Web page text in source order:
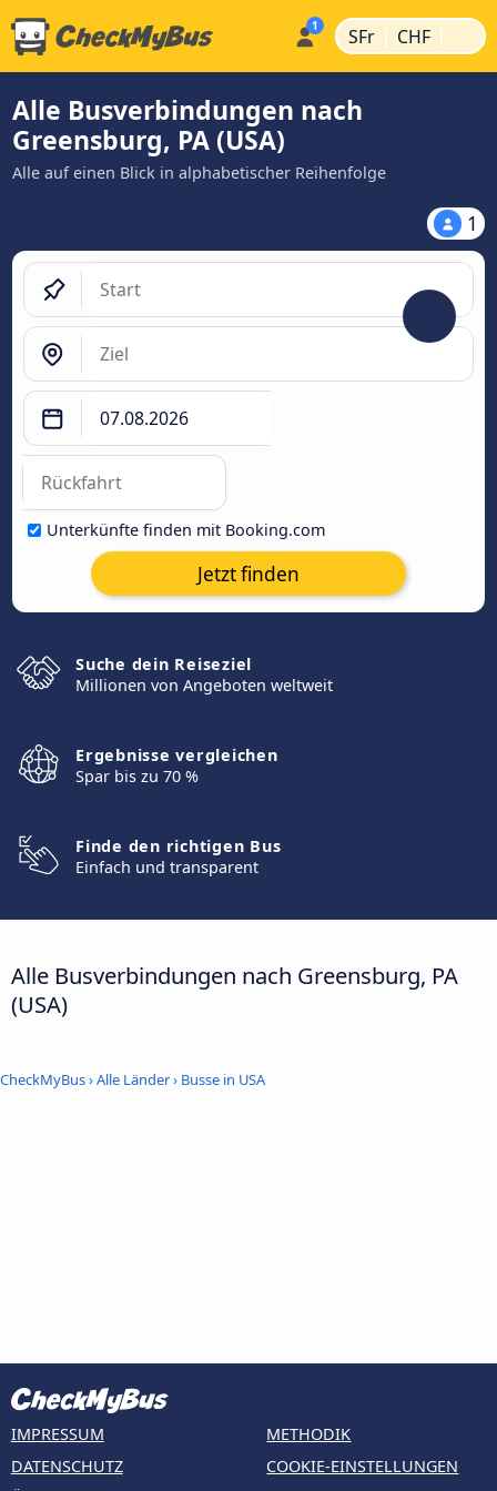
SFr | CHF |
Alle Busverbindungen nach
Greensburg, PA (USA)
Alle auf einen Blick in alphabetischer Reihenfolge
1
Unterkünfte finden mit Booking.com
Jetzt finden
Suche dein Reiseziel
Millionen von Angeboten weltweit
Ergebnisse vergleichen
Spar bis zu 70 %
Finde den richtigen Bus
Einfach und transparent
Alle Busverbindungen nach Greensburg, PA
(USA)
CheckMyBus›Alle Länder› Busse in USA
IMPRESSUM
DATENSCHUTZ
METHODIK
COOKIE-EINSTELLUNGEN